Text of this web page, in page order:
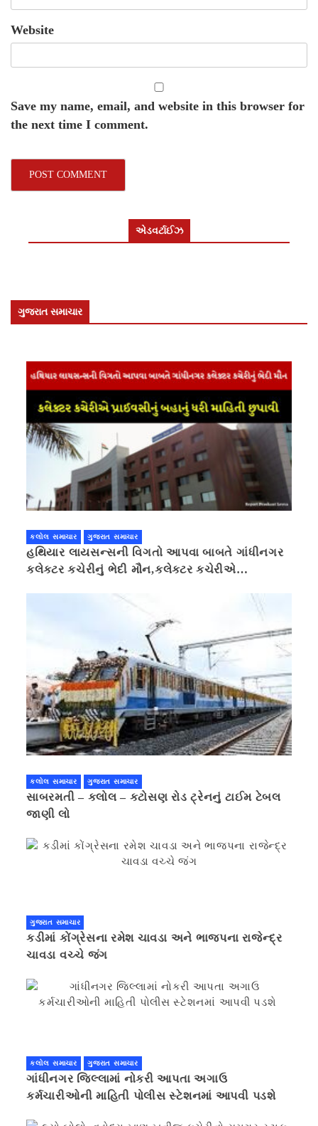
Website
Save my name, email, and website in this browser for
the next time I comment.
એડવર્ટાઈઝ
ગુજરાત સમાચાર
કલોલ સમાચાર ગુજરાત સમાચાર
હથિયાર લાયસન્સની વિગતો આપવા બાબતે ગાંધીનગર
કલેક્ટર કચેરીનું ભેદી મૌન,કલેક્ટર કચેરીએ
કલોલ સમાચાર ગુજરાત સમાચાર
સાબરમતી – કલોલ – કટોસણ રોડ ટ્રેનનું ટાઈમ ટેબલ
જાણી લો
ગુજરાત સમાચાર
કડીમાં કોંગ્રેસના રમેશ ચાવડા અને ભાજપના રાજેન્દ્ર
ચાવડા વચ્ચે જંગ
કલોલ સમાચાર ગુજરાત સમાચાર
ગાંધીનગર જિલ્લામાં નોકરી આપતા અગાઉ
કર્મચારીઓની માહિતી પોલીસ સ્ટેશનમાં આપવી પડશે